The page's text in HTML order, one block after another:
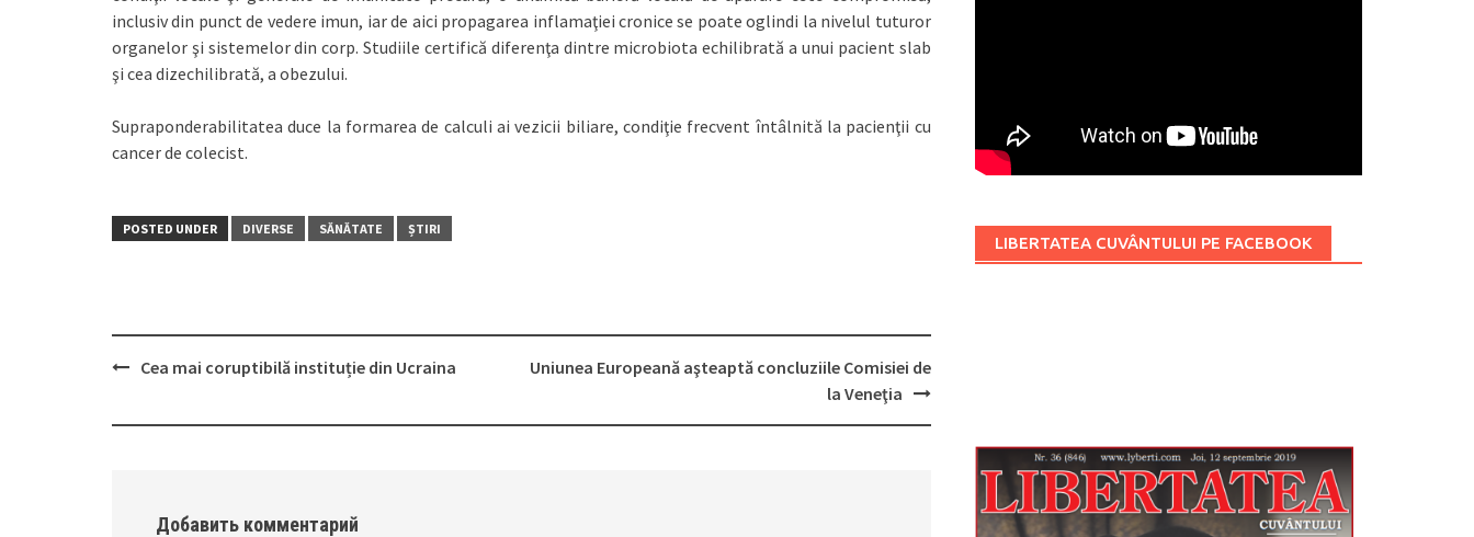
inclusiv din punct de vedere imun, iar de aici propagarea inflamaţiei cronice se poate oglindi la nivelul tuturor
organelor şi sistemelor din corp. Studiile certifică diferenţa dintre microbiota echilibrată a unui pacient slab
şi cea dizechilibrată, a obezului.
Supraponderabilitatea duce la formarea de calculi ai vezicii biliare, condiţie frecvent întâlnită la pacienţii cu
cancer de colecist.
POSTED UNDER DIVERSE SĂNĂTATE ȘTIRI
navigation
Cea mai coruptibilă instituție din Ucraina
Uniunea Europeană aşteaptă concluziile Comisiei de
la Veneţia
Добавить комментарий
LIBERTATEA CUVÂNTULUI PE FACEBOOK